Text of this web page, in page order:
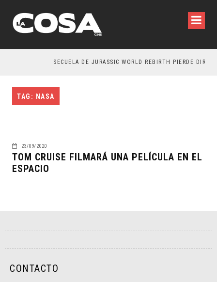
SECUELA DE JURASSIC WORLD REBIRTH PIERDE
TAG: NASA
23/09/2020
TOM CRUISE FILMARÁ UNA PELÍCULA EN EL
ESPACIO
CONTACTO